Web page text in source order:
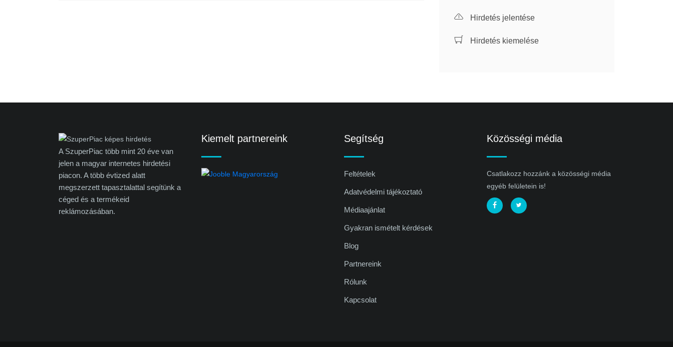
Hirdetés jelentése
Hirdetés kiemelése
A SzuperPiac több mint 20 éve van
jelen a magyar internetes hirdetési
piacon. A több évtized alatt
megszerzett tapasztalattal segítünk a
céged és a termékeid
reklámozásában.
Kiemelt partnereink Segítség
Feltételek
Adatvédelmi tájékoztató
Médiaajánlat
Gyakran ismételt kérdések
Blog
Partnereink
Rólunk
Kapcsolat
Közösségi média
Csatlakozz hozzánk a közösségi média
egyéb felületein is!